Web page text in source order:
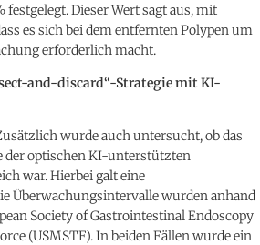
Dieser Wert sagt aus, mit
es sich bei dem entfernten Polypen um
erforderlich macht.
and-discard“-Strategie mit KI-
wurde auch untersucht, ob das
der optischen KI-unterstützten
war. Hierbei galt eine
Überwachungsintervalle wurden anhand
Society of Gastrointestinal Endoscopy
(USMSTF). In beiden Fällen wurde ein